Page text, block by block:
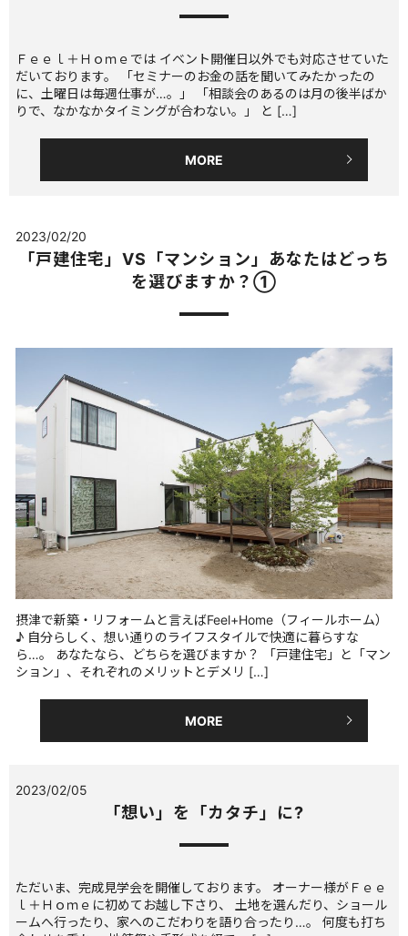
Ｆｅｅｌ＋Ｈｏｍｅでは イベント開催日以外でも対応させていた
だいております。 「セミナーのお金の話を聞いてみたかったの
に、土曜日は毎週仕事が…。」 「相談会のあるのは月の後半ばか
りで、なかなかタイミングが合わない。」 と […]
MORE
2023/02/20
「戸建住宅」VS「マンション」あなたはどっち
を選びますか？①
摂津で新築・リフォームと言えばFeel+Home（フィールホーム）
♪ 自分らしく、想い通りのライフスタイルで快適に暮らすな
ら…。 あなたなら、どちらを選びますか？ 「戸建住宅」と「マン
ション」、それぞれのメリットとデメリ […]
MORE
2023/02/05
「想い」を「カタチ」に?
ただいま、完成見学会を開催しております。 オーナー様がＦｅｅ
ｌ＋Ｈｏｍｅに初めてお越し下さり、 土地を選んだり、ショール
ームへ行ったり、家へのこだわりを語り合ったり…。 何度も打ち